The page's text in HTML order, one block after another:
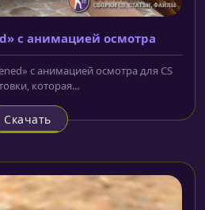
с анимацией осмотра
с анимацией осмотра для CS
которая...
Скачать